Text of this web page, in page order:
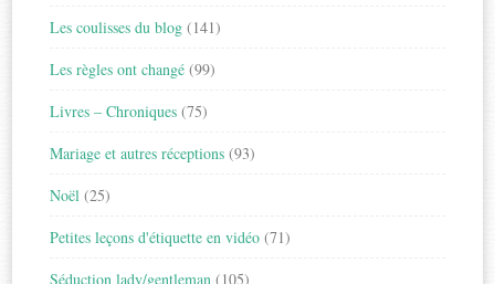
Les coulisses du blog (141)
Les règles ont changé (99)
Livres – Chroniques (75)
Mariage et autres réceptions (93)
Noël (25)
Petites leçons d'étiquette en vidéo (71)
Séduction lady/gentleman (105)